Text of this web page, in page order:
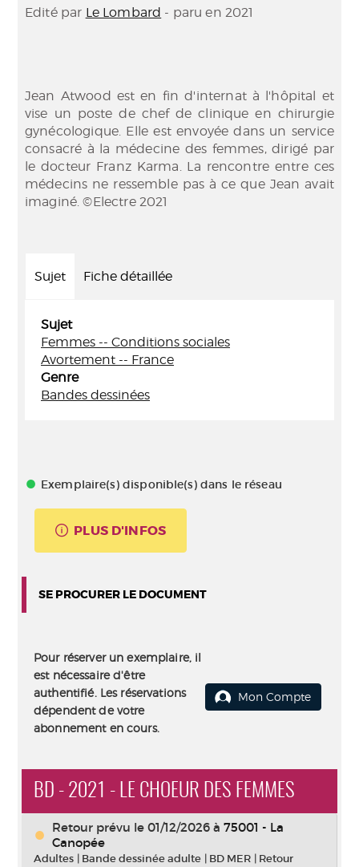
Edité par Le Lombard - paru en 2021
Jean Atwood est en fin d'internat à l'hôpital et
vise un poste de chef de clinique en chirurgie
gynécologique. Elle est envoyée dans un service
consacré à la médecine des femmes, dirigé par
le docteur Franz Karma. La rencontre entre ces
médecins ne ressemble pas à ce que Jean avait
imaginé. ©Electre 2021
Sujet Fiche détaillée
Sujet
Femmes -- Conditions sociales
Avortement -- France
Genre
Bandes dessinées
Exemplaire(s) disponible(s) dans le réseau
PLUS D'INFOS
SE PROCURER LE DOCUMENT
Pour réserver un exemplaire, il
est nécessaire d'être
authentifié. Les réservations
dépendent de votre
abonnement en cours.
Mon Compte
BD - 2021 - LE CHOEUR DES FEMMES
Retour prévu le 01/12/2026 à 75001 - La
Canopée
Adultes | Bande dessinée adulte | BD MER | Retour